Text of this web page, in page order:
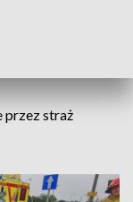
przez straż